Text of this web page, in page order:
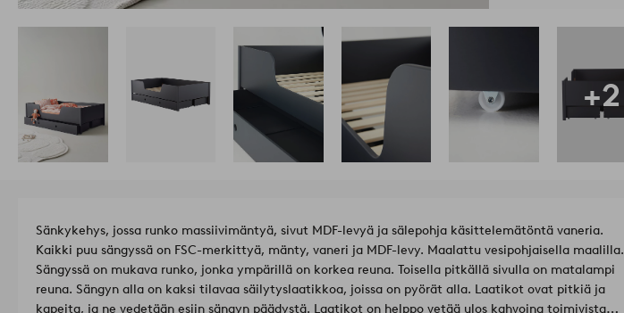
+2
Sänkykehys, jossa runko massiivimäntyä, sivut MDF-levyä ja sälepohja käsittelemätöntä vaneria.
Kaikki puu sängyssä on FSC-merkittyä, mänty, vaneri ja MDF-levy. Maalattu vesipohjaisella maalilla.
Sängyssä on mukava runko, jonka ympärillä on korkea reuna. Toisella pitkällä sivulla on matalampi
reuna. Sängyn alla on kaksi tilavaa säilytyslaatikkoa, joissa on pyörät alla. Laatikot ovat pitkiä ja
kapeita, ja ne vedetään esiin sängyn päädystä. Laatikot on helppo vetää ulos kahvoina toimivista